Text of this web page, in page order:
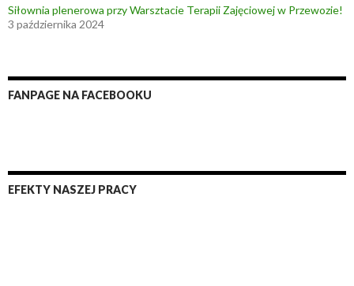
Siłownia plenerowa przy Warsztacie Terapii Zajęciowej w Przewozie!
3 października 2024
FANPAGE NA FACEBOOKU
EFEKTY NASZEJ PRACY